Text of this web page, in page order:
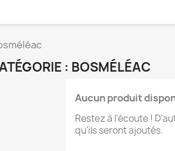
: BOSMÉLÉAC
Aucun produit
Restez à l'écoute !
qu'ils seront ajoutés.